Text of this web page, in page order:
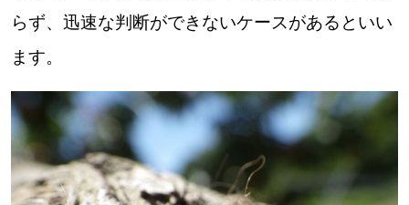
らず、迅速な判断ができないケースがあるといい
ます。